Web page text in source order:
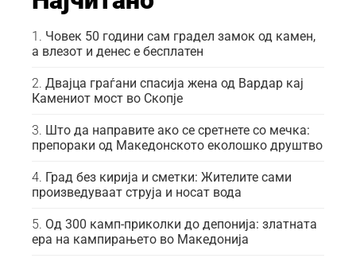
Човек 50 години сам градел замок од камен,
а влезот и денес е бесплатен
Двајца граѓани спасија жена од Вардар кај
Камениот мост во Скопје
Што да направите ако се сретнете со мечка:
препораки од Македонското еколошко друштво
Град без кирија и сметки: Жителите сами
произведуваат струја и носат вода
Од 300 камп-приколки до депонија: златната
ера на кампирањето во Македонија